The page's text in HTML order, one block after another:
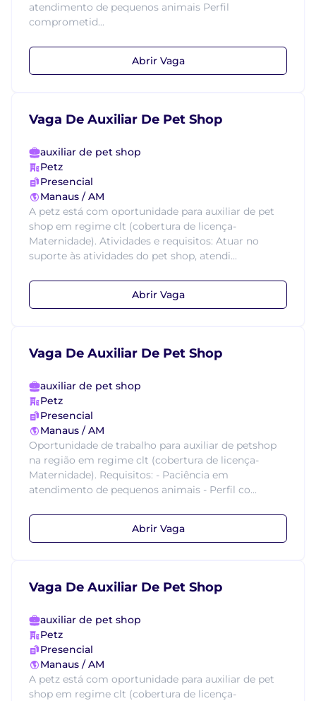
atendimento de pequenos animais Perfil
comprometid...
Abrir Vaga
Vaga De Auxiliar De Pet Shop
auxiliar de pet shop
Petz
Presencial
Manaus / AM
A petz está com oportunidade para auxiliar de pet
shop em regime clt (cobertura de licença-
Maternidade). Atividades e requisitos: Atuar no
suporte às atividades do pet shop, atendi...
Abrir Vaga
Vaga De Auxiliar De Pet Shop
auxiliar de pet shop
Petz
Presencial
Manaus / AM
Oportunidade de trabalho para auxiliar de petshop
na região em regime clt (cobertura de licença-
Maternidade). Requisitos: - Paciência em
atendimento de pequenos animais - Perfil co...
Abrir Vaga
Vaga De Auxiliar De Pet Shop
auxiliar de pet shop
Petz
Presencial
Manaus / AM
A petz está com oportunidade para auxiliar de pet
shop em regime clt (cobertura de licença-